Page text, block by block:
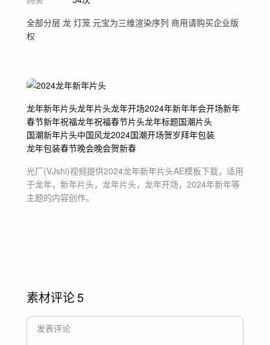
全部分层 龙 灯笼 元宝为三维渲染序列 商用请购买企业版
权
龙年新年片头龙年片头龙年开场2024年新年年会开场新年
春节新年祝福龙年祝福春节片头龙年标题国潮片头
国潮新年片头中国风龙2024国潮开场贺岁拜年包装
龙年包装春节晚会晚会贺新春
光厂(VJshi)视频提供2024龙年新年片头AE模板下载，适用
于龙年，新年片头，龙年片头，龙年开场，2024年新年等
主题的内容创作。
素材评论5